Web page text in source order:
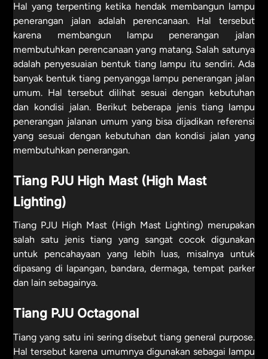
Hal yang terpenting ketika hendak membangun lampu
penerangan jalan adalah perencanaan. Hal tersebut
karena membangun lampu penerangan jalan
membutuhkan perencanaan yang matang. Salah satunya
adalah penyesuaian bentuk tiang lampu itu sendiri. Ada
banyak bentuk tiang penyangga lampu penerangan jalan
umum. Hal tersebut dilihat sesuai dengan kebutuhan
dan kondisi jalan. Berikut beberapa jenis tiang lampu
penerangan jalanan umum yang bisa dijadikan referensi
yang sesuai dengan kebutuhan dan kondisi jalan yang
membutuhkan penerangan.
Tiang PJU High Mast (High Mast
Lighting)
Tiang PJU High Mast (High Mast Lighting) merupakan
salah satu jenis tiang yang sangat cocok digunakan
untuk pencahayaan yang lebih luas, misalnya untuk
dipasang di lapangan, bandara, dermaga, tempat parker
dan lain sebagainya.
Tiang PJU Octagonal
Tiang yang satu ini sering disebut tiang general purpose.
Hal tersebut karena umumnya digunakan sebagai lampu